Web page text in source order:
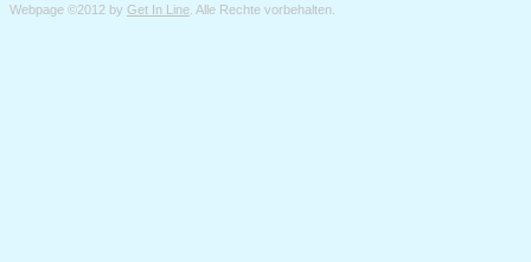
Webpage ©2012 by Get In Line . Alle Rechte vorbehalten.